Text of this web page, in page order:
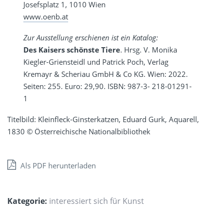
Josefsplatz 1, 1010 Wien
www.oenb.at
Zur Ausstellung erschienen ist ein Katalog:
Des Kaisers schönste Tiere. Hrsg. V. Monika
Kiegler-Griensteidl und Patrick Poch, Verlag
Kremayr & Scheriau GmbH & Co KG. Wien: 2022.
Seiten: 255. Euro: 29,90. ISBN: 987-3- 218-01291-
1
Titelbild: Kleinfleck-Ginsterkatzen, Eduard Gurk, Aquarell,
1830 © Österreichische Nationalbibliothek
Als PDF herunterladen
Kategorie: interessiert sich für Kunst